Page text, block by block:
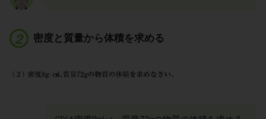
密度と質量から体積を求める